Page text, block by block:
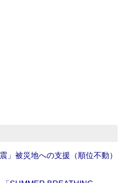
」被災地への支援（順位不動）